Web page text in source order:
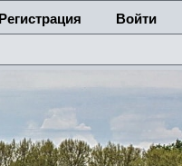
Регистрация Войти